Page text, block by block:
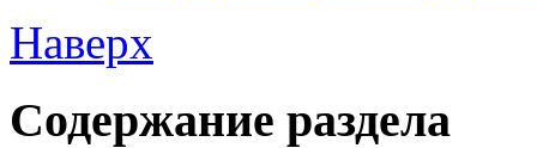
Наверх
Содержание раздела